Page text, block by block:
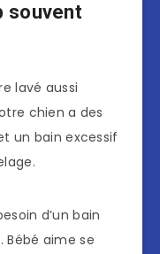
souvent
lavé aussi
chien a des
un bain excessif
d’un bain
Bébé aime se